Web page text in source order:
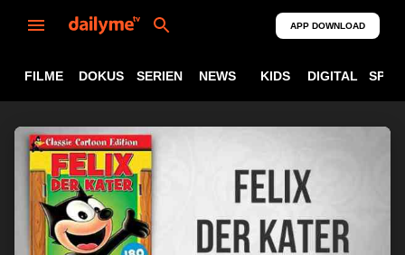
APP DOWNLOAD
FILME DOKUS SERIEN NEWS KIDS DIGITAL